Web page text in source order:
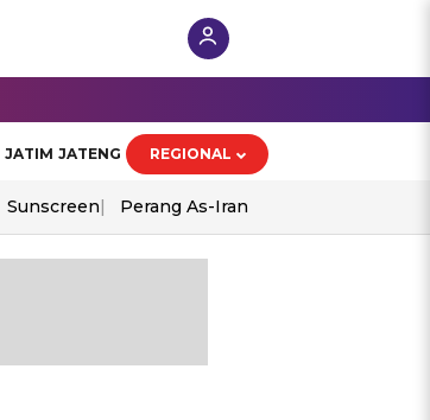
JATIM JATENG REGIONAL
Sunscreen Perang As-Iran